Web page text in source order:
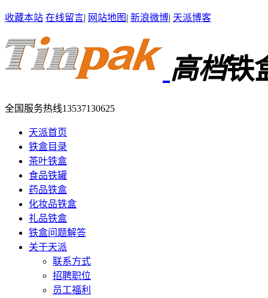
收藏本站 在线留言| 网站地图 | 新浪微博| 天派博客
高档铁
全国服务热线13537130625
天派首页
铁盒目录
茶叶铁盒
食品铁罐
药品铁盒
化妆品铁盒
礼品铁盒
铁盒问题解答
关于天派
联系方式
招聘职位
员工福利